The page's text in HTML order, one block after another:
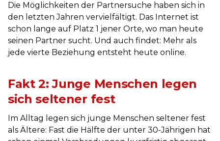
Die Möglichkeiten der Partnersuche haben sich in
den letzten Jahren vervielfältigt. Das Internet ist
schon lange auf Platz 1 jener Orte, wo man heute
seinen Partner sucht. Und auch findet: Mehr als
jede vierte Beziehung entsteht heute online.
Fakt 2: Junge Menschen legen
sich seltener fest
Im Alltag legen sich junge Menschen seltener fest
als Ältere: Fast die Hälfte der unter 30-Jährigen hat